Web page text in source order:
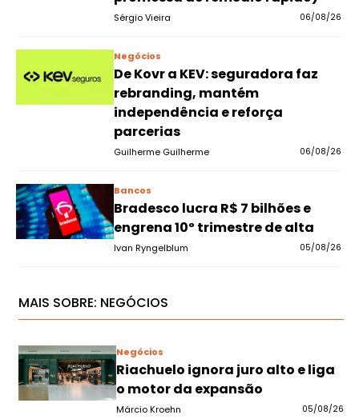
Sérgio Vieira 06/08/26
Negócios
De Kovr a KEV: seguradora faz
rebranding, mantém
independência e reforça
parcerias
Guilherme Guilherme 06/08/26
Bancos
Bradesco lucra R$ 7 bilhões e
engrena 10º trimestre de alta
Ivan Ryngelblum 05/08/26
MAIS SOBRE: NEGÓCIOS
Negócios
Riachuelo ignora juro alto e liga
o motor da expansão
Márcio Kroehn 05/08/26